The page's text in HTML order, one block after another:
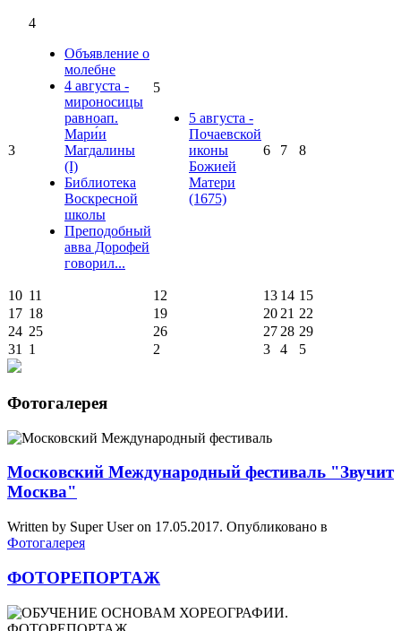
3
4
Объявление о
молебне
4 августа -
мироносицы
равноап.
Мари́и
Магдалины
(I)
Библиотека
Воскресной
школы
Преподобный
авва Дорофей
говорил...
5
5 августа -
Почаевской
иконы
Божией
Матери
(1675)
6 7 8
10 11 12 13 14 15
17 18 19 20 21 22
24 25 26 27 28 29
31
1 2 3 4 5
Фотогалерея
Московский Международный фестиваль "Звучит
Москва"
Written by Super User on 17.05.2017. Опубликовано в
Фотогалерея
ФОТОРЕПОРТАЖ